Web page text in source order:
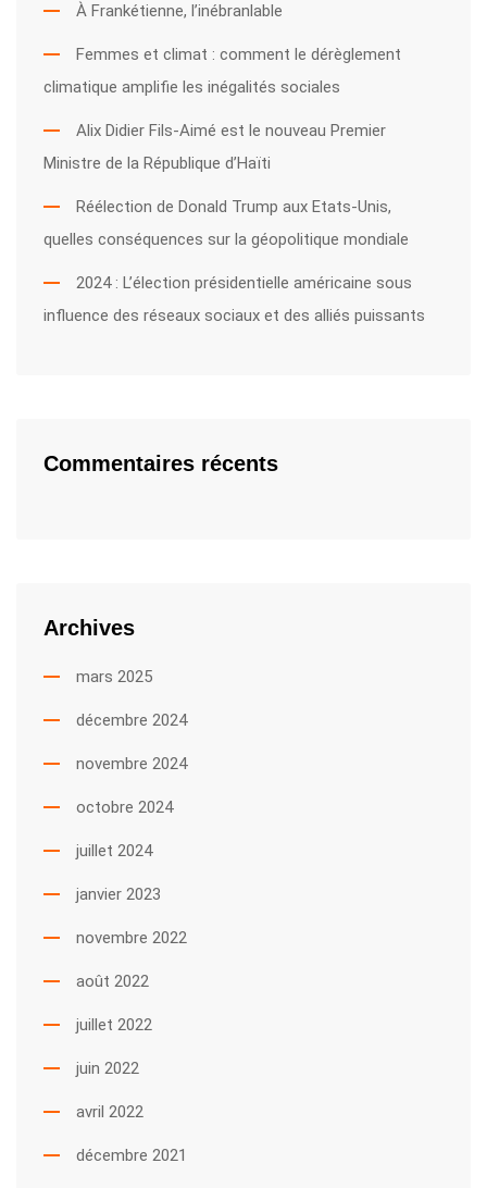
À Frankétienne, l’inébranlable
Femmes et climat : comment le dérèglement
climatique amplifie les inégalités sociales
Alix Didier Fils-Aimé est le nouveau Premier
Ministre de la République d’Haïti
Réélection de Donald Trump aux Etats-Unis,
quelles conséquences sur la géopolitique mondiale
2024 : L’élection présidentielle américaine sous
influence des réseaux sociaux et des alliés puissants
Commentaires récents
Archives
mars 2025
décembre 2024
novembre 2024
octobre 2024
juillet 2024
janvier 2023
novembre 2022
août 2022
juillet 2022
juin 2022
avril 2022
décembre 2021